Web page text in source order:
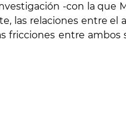
-con la que
las relaciones entre
fricciones entre